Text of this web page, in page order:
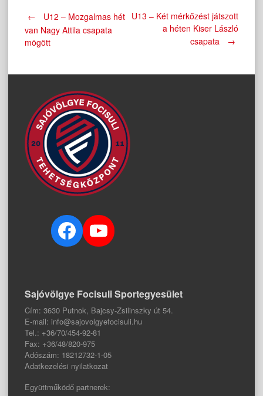
Post
navigation
←
U12 – Mozgalmas hét
van Nagy Attila csapata
mögött
U13 – Két mérkőzést játszott
a héten Kiser László
csapata
→
Facebook
YouTube
Sajóvölgye Focisuli Sportegyesület
Cím: 3630 Putnok, Bajcsy-Zsilinszky út 54.
E-mail: info@sajovolgyefocisuli.hu
Tel.: +36/70/454-92-81
Fax: +36/48/820-975
Adószám: 18212732-1-05
Adatkezelési nyilatkozat
Együttműködő partnerek: